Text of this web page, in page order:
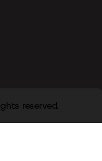
reserved.